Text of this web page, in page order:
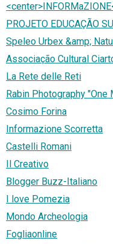
PROJETO EDUCAÇÃO
Speleo Urbex &amp;
Associação Cultural
La Rete delle Reti
Rabin Photography
Cosimo Forina
Informazione Scorretta
Castelli Romani
Il Creativo
Blogger Buzz-Italiano
I love Pomezia
Mondo Archeologia
Fogliaonline